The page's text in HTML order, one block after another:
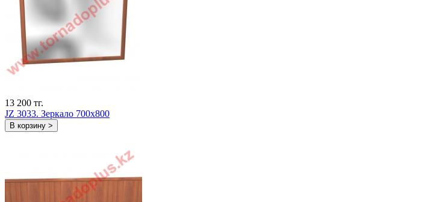
13 200 тг.
JZ 3033. Зеркало 700х800
В корзину >